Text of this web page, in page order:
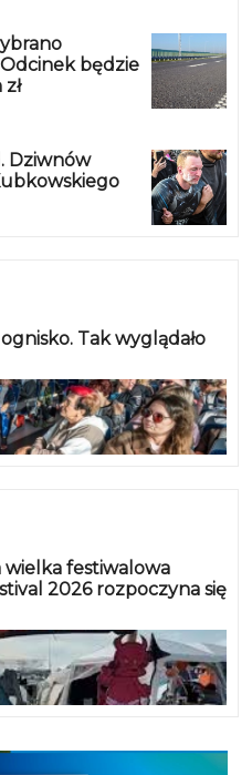
będzie
Dziwnów
Tak wyglądało
wielka festiwalowa
2026 rozpoczyna się